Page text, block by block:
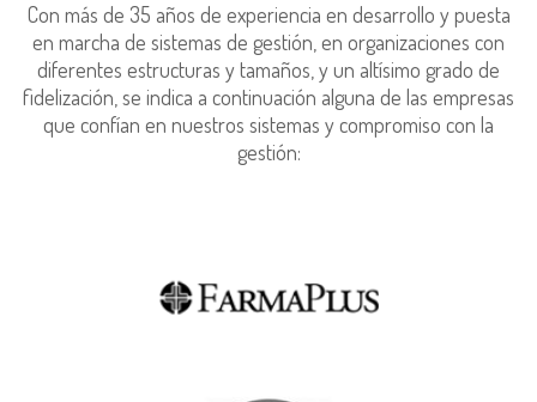
Con más de 35 años de experiencia en desarrollo y puesta
en marcha de sistemas de gestión, en organizaciones con
diferentes estructuras y tamaños, y un altísimo grado de
fidelización, se indica a continuación alguna de las empresas
que confían en nuestros sistemas y compromiso con la
gestión: